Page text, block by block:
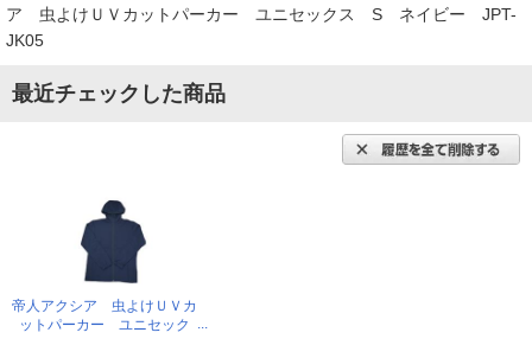
ア 虫よけＵＶカットパーカー ユニセックス S ネイビー JPT-
JK05
最近チェックした商品
帝人アクシア 虫よけＵＶカ
ットパーカー ユニセック